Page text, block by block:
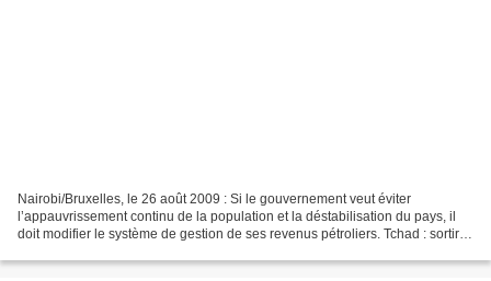
Nairobi/Bruxelles, le 26 août 2009 : Si le gouvernement veut éviter
l’appauvrissement continu de la population et la déstabilisation du pays, il
doit modifier le système de gestion de ses revenus pétroliers. Tchad : sortir